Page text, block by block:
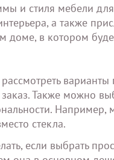
и стиля мебели
а также
доме, в котором
Также можно
стекла.
если выбрать